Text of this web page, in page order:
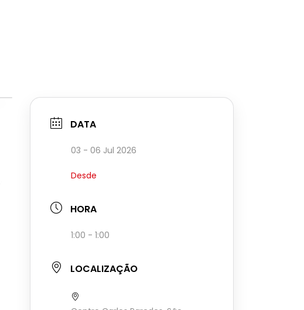
DATA
03 - 06 Jul 2026
Desde
HORA
1:00 - 1:00
LOCALIZAÇÃO